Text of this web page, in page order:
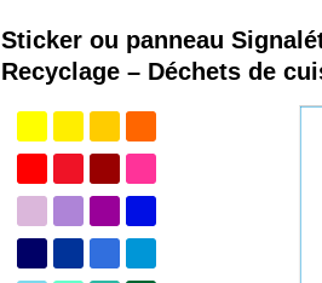
Sticker ou panneau
Recyclage – Déchets de